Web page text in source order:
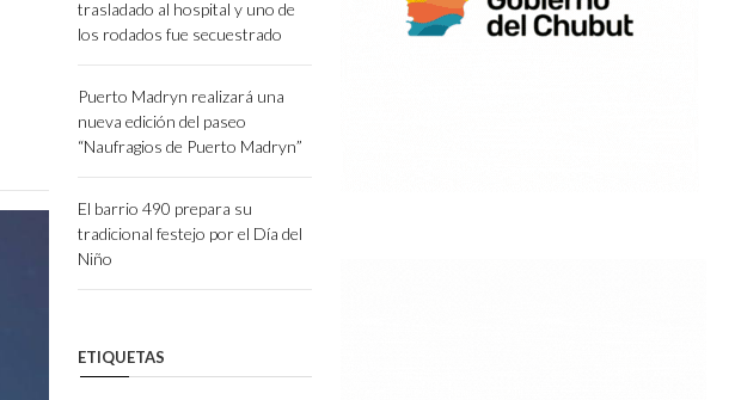
trasladado al hospital y uno de
los rodados fue secuestrado
Puerto Madryn realizará una
nueva edición del paseo
“Naufragios de Puerto Madryn”
El barrio 490 prepara su
tradicional festejo por el Día del
Niño
ETIQUETAS